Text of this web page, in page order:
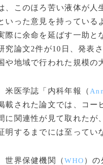
、このほろ苦い液体が人
いった意見を持っている
際に余命を延ばす一助と
究論文2件が10日、発表
や地域で行われた規模の
医学誌「内科年報（
載された論文では、コー
に関連性が見て取れたが
明するまでには至ってい
界保健機関（WHO）